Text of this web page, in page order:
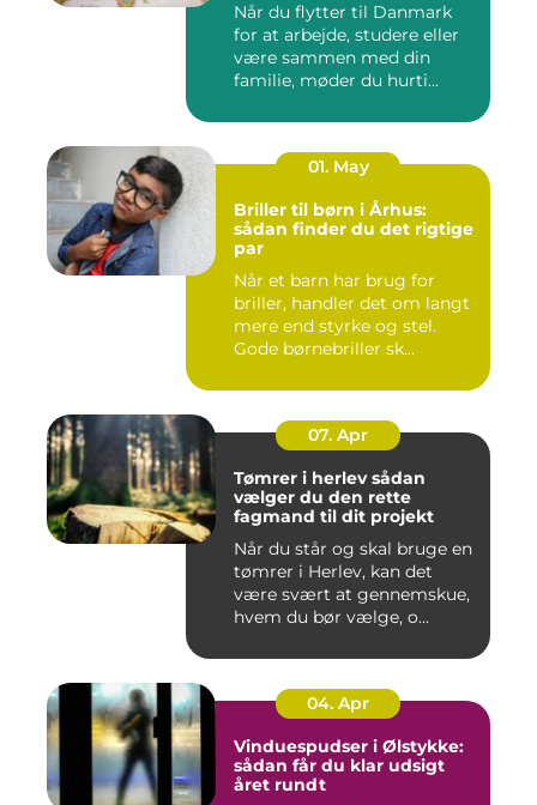
Når du flytter til Danmark
for at arbejde, studere eller
være sammen med din
familie, møder du hurti...
01. May
Briller til børn i Århus:
sådan finder du det rigtige
par
Når et barn har brug for
briller, handler det om langt
mere end styrke og stel.
Gode børnebriller sk...
07. Apr
Tømrer i herlev sådan
vælger du den rette
fagmand til dit projekt
Når du står og skal bruge en
tømrer i Herlev, kan det
være svært at gennemskue,
hvem du bør vælge, o...
04. Apr
Vinduespudser i Ølstykke:
sådan får du klar udsigt
året rundt